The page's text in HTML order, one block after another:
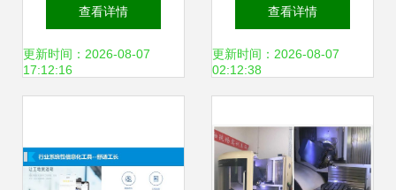
查看详情
更新时间：2026-08-07
17:12:16
查看详情
更新时间：2026-08-07
02:12:38